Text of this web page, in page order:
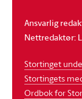
Ansvarlig
Nettredaktør:
Stortinget
Stortingets
Ordbok for